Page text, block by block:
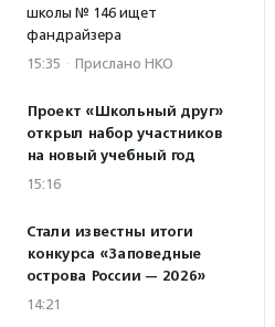
школы № 146 ищет
фандрайзера
15:35 · Прислано НКО
Проект «Школьный друг»
открыл набор участников
на новый учебный год
15:16
Стали известны итоги
конкурса «Заповедные
острова России — 2026»
14:21